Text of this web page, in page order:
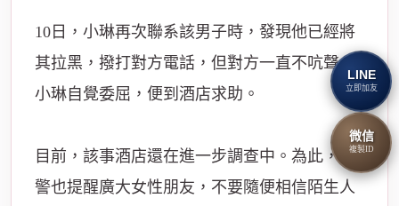
10日，小琳再次聯系該男子時，發現他已經將
其拉黑，撥打對方電話，但對方一直不吭聲。
小琳自覺委屈，便到酒店求助。
目前，該事酒店還在進一步調查中。為此，民
警也提醒廣大女性朋友，不要隨便相信陌生人
LINE
立即加友
微信
複製ID